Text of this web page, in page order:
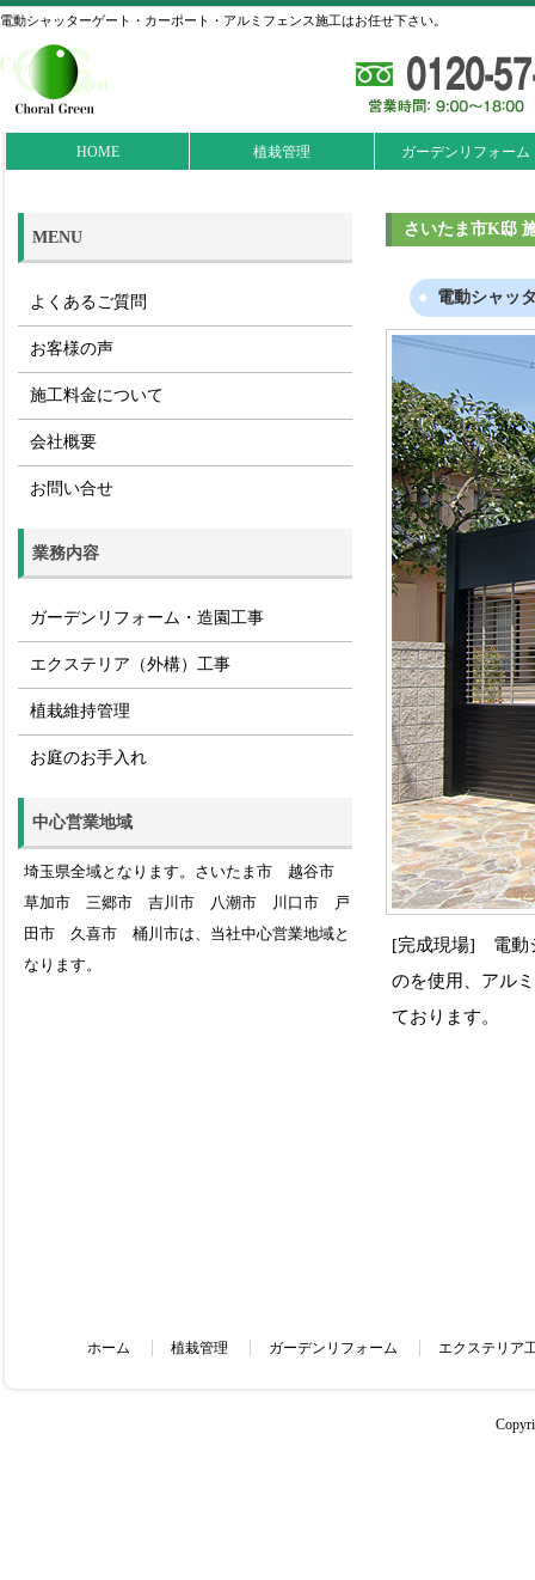
電動シャッターゲート・カーポート・アルミフェンス施工はお任せ下さい。
HOME 植栽管理 ガーデンリフォーム
さいたま市K邸
電動シャッ
[完成現場] 電動
のを使用、アル
ております。
MENU
よくあるご質問
お客様の声
施工料金について
会社概要
お問い合せ
業務内容
ガーデンリフォーム・造園工事
エクステリア（外構）工事
植栽維持管理
お庭のお手入れ
中心営業地域
埼玉県全域となります。さいたま市 越谷市
草加市 三郷市 吉川市 八潮市 川口市 戸
田市 久喜市 桶川市は、当社中心営業地域と
なります。
ホーム 植栽管理 ガーデンリフォーム エクステリア